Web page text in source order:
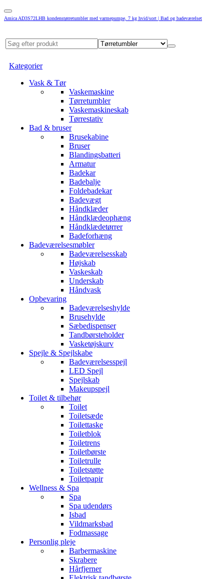
Amica AD3S72LHB kondenstørretumbler med varmepumpe, 7 kg hvid/sort | Bad og badeværelset
Kategorier
Vask & Tør
Vaskemaskine
Tørretumbler
Vaskemaskineskab
Tørrestativ
Bad & bruser
Brusekabine
Bruser
Blandingsbatteri
Armatur
Badekar
Badebalje
Foldebadekar
Badevægt
Håndklæder
Håndklædeophæng
Håndklædetørrer
Badeforhæng
Badeværelsesmøbler
Badeværelsesskab
Højskab
Vaskeskab
Underskab
Håndvask
Opbevaring
Badeværelseshylde
Brusehylde
Sæbedispenser
Tandbørsteholder
Vasketøjskurv
Spejle & Spejlskabe
Badeværelsesspejl
LED Spejl
Spejlskab
Makeupspejl
Toilet & tilbehør
Toilet
Toiletsæde
Toilettaske
Toiletblok
Toiletrens
Toiletbørste
Toiletrulle
Toiletstøtte
Toiletpapir
Wellness & Spa
Spa
Spa udendørs
Isbad
Vildmarksbad
Fodmassage
Personlig pleje
Barbermaskine
Skrabere
Hårfjerner